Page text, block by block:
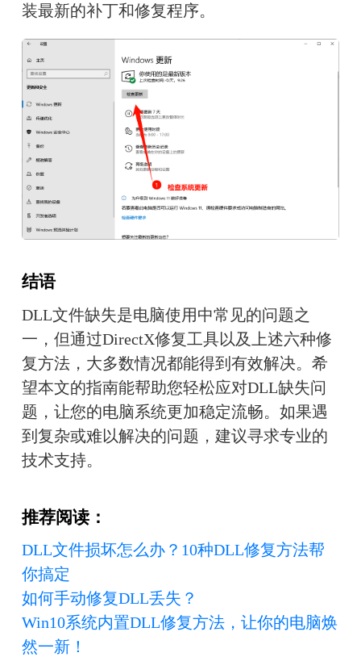
装最新的补丁和修复程序。
结语
DLL文件缺失是电脑使用中常见的问题之
一，但通过DirectX修复工具以及上述六种修
复方法，大多数情况都能得到有效解决。希
望本文的指南能帮助您轻松应对DLL缺失问
题，让您的电脑系统更加稳定流畅。如果遇
到复杂或难以解决的问题，建议寻求专业的
技术支持。
推荐阅读：
DLL文件损坏怎么办？10种DLL修复方法帮
你搞定
如何手动修复DLL丢失？
Win10系统内置DLL修复方法，让你的电脑焕
然一新！